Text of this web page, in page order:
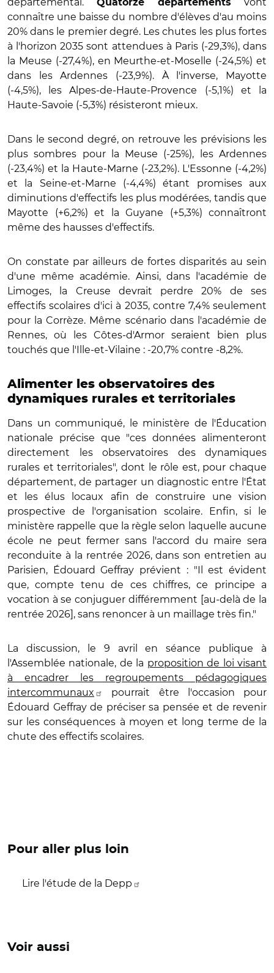
Quatorze départements
connaître une baisse du nombre d'élèves d'au moins
20% dans le premier degré. Les chutes les plus fortes
à l'horizon 2035 sont attendues à Paris (-29,3%), dans
la Meuse (-27,4%), en Meurthe-et-Moselle (-24,5%) et
dans les Ardennes (-23,9%). À l'inverse, Mayotte
(-4,5%), les Alpes-de-Haute-Provence (-5,1%) et la
Haute-Savoie (-5,3%) résisteront mieux.
Dans le second degré, on retrouve les prévisions les
plus sombres pour la Meuse (-25%), les Ardennes
(-23,4%) et la Haute-Marne (-23,2%). L'Essonne (-4,2%)
et la Seine-et-Marne (-4,4%) étant promises aux
diminutions d'effectifs les plus modérées, tandis que
Mayotte (+6,2%) et la Guyane (+5,3%) connaîtront
même des hausses d'effectifs.
On constate par ailleurs de fortes disparités au sein
d'une même académie. Ainsi, dans l'académie de
Limoges, la Creuse devrait perdre 20% de ses
effectifs scolaires d'ici à 2035, contre 7,4% seulement
pour la Corrèze. Même scénario dans l'académie de
Rennes, où les Côtes-d'Armor seraient bien plus
touchés que l'Ille-et-Vilaine : -20,7% contre -8,2%.
Alimenter les observatoires des
dynamiques rurales et territoriales
Dans un communiqué, le ministère de l'Éducation
nationale précise que "ces données alimenteront
directement les observatoires des dynamiques
rurales et territoriales", dont le rôle est, pour chaque
département, de partager un diagnostic entre l'État
et les élus locaux afin de construire une vision
prospective de l'organisation scolaire. Enfin, si le
ministère rappelle que la règle selon laquelle aucune
école ne peut fermer sans l'accord du maire sera
reconduite à la rentrée 2026, dans son entretien au
Parisien, Édouard Geffray prévient : "Il est évident
que, compte tenu de ces chiffres, ce principe a
vocation à se conjuguer différemment [au-delà de la
rentrée 2026], sans renoncer à un maillage très fin."
La discussion, le 9 avril en séance publique à
l'Assemblée nationale, de la proposition de loi visant
à encadrer les regroupements pédagogiques
intercommunaux
pourrait être l'occasion pour
Édouard Geffray de préciser sa pensée et de revenir
sur les conséquences à moyen et long terme de la
chute des effectifs scolaires.
Pour aller plus loin
Lire l'étude de la Depp
Voir aussi